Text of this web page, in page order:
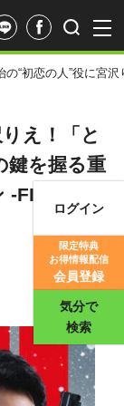
ログイン
限定特典
お得情報配信
会員登録
気分で
検索
の“初恋の人”役に宮
え！「と
鍵を握る重
FIRST LO